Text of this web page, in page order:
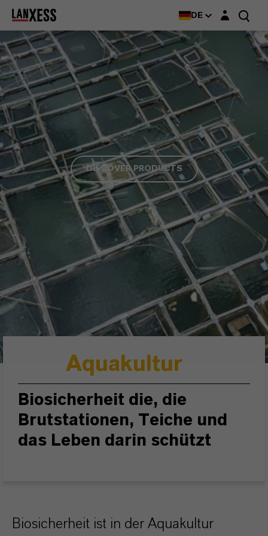
DE Login-Maske
DISCOVER PRODUCTS
Aquakultur
Biosicherheit die, die
Brutstationen, Teiche und
das Leben darin schützt
Biosicherheit ist in der Aquakultur